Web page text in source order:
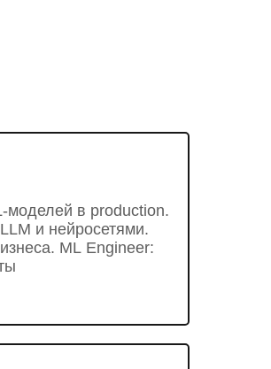
моделей в production.
и нейросетями.
ML Engineer: